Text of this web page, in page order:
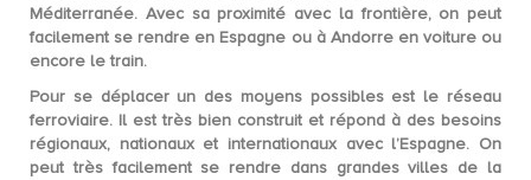
Méditerranée. Avec sa proximité avec la frontière, on peut
facilement se rendre en Espagne ou à Andorre en voiture ou
encore le train.
Pour se déplacer un des moyens possibles est le réseau
ferroviaire. Il est très bien construit et répond à des besoins
régionaux, nationaux et internationaux avec l’Espagne. On
peut très facilement se rendre dans grandes villes de la